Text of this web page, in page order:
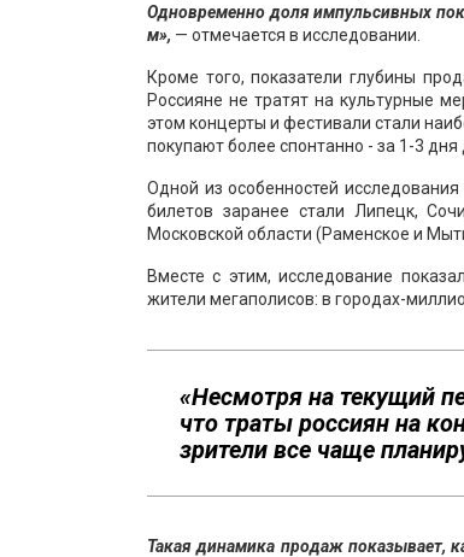
Одновременно доля импульсивных
м», — отмечается в исследовании.
Кроме того, показатели глубины
Россияне не тратят на культурные
этом концерты и фестивали стали
покупают более спонтанно - за 1-3 дня
Одной из особенностей
билетов заранее стали Липецк,
Московской области (Раменское и
Вместе с этим, исследование
жители мегаполисов: в городах-
«Несмотря на текущий
что траты россиян на
зрители все чаще
Такая динамика продаж показывает,